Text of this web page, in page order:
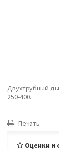
Двухтрубный
250-400.
Печать
Оценки и